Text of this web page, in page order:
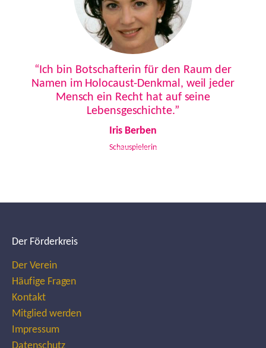
“Ich bin Botschafterin für den Raum der
Namen im Holocaust-Denkmal, weil jeder
Mensch ein Recht hat auf seine
Lebensgeschichte.”
Iris Berben
Schauspielerin
Der Förderkreis
Der Verein
Häufige Fragen
Kontakt
Mitglied werden
Impressum